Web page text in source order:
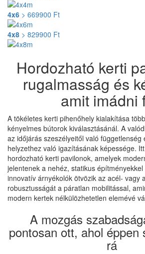
4x6 > 669900 Ft
4x8 > 829900 Ft
Hordozható kerti
rugalmasság és
amit imádni
A tökéletes kerti pihenőhely kialakítása
kényelmes bútorok kiválasztásánál. A
az időjárás szeszélyeitől való függetlenség
helyzethez való igazításának képessége.
hordozható kerti pavilonok, amelyek
jelentenek a nehéz, statikus
innovatív árnyékolók ötvözik az acél- vagy
robusztusságát a páratlan mobilitással,
modern kertek nélkülözhetetlen elemévé
A mozgás
pontosan ott, ahol éppen
rá